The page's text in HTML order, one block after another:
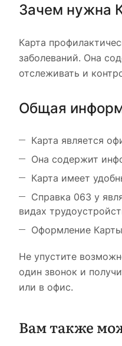
Зачем нужна
Карта
заболеваний. Она
отслеживать и
Общая
Карта является
Она содержит
Карта имеет
Справка 063 у
видах
Оформление
Не упустите
один звонок и
или в офис.
Вам также